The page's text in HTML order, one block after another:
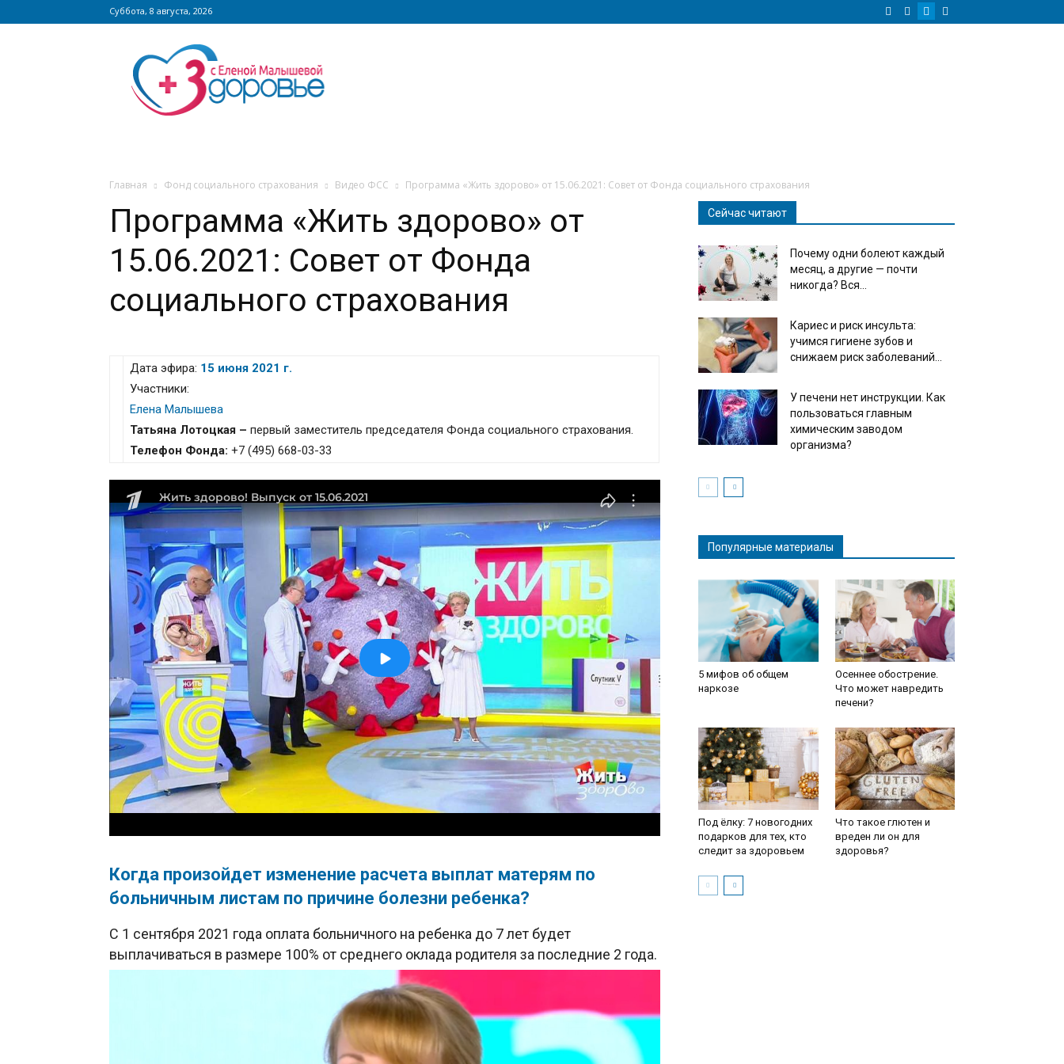
Суббота, 8 августа, 2026
Сайт
zdorovieinfo.ru
крупнейший
медицинский
Главная Фонд социального страхования Видео ФСС Программа «Жить здорово» от 15.06.2021: Совет от Фонда социального страхования
Программа «Жить здорово» от
15.06.2021: Совет от Фонда
социального страхования
Дата эфира: 15 июня 2021 г.
Участники:
Елена Малышева
Татьяна Лотоцкая – первый заместитель председателя Фонда социального страхования.
Телефон Фонда: +7 (495) 668-03-33
Когда произойдет изменение расчета выплат матерям по
больничным листам по причине болезни ребенка?
С 1 сентября 2021 года оплата больничного на ребенка до 7 лет будет
выплачиваться в размере 100% от среднего оклада родителя за последние 2 года.
Сейчас читают
Почему одни болеют каждый
месяц, а другие — почти
никогда? Вся...
Кариес и риск инсульта:
учимся гигиене зубов и
снижаем риск заболеваний...
У печени нет инструкции. Как
пользоваться главным
химическим заводом
организма?
Популярные материалы
5 мифов об общем
наркозе
Осеннее обострение.
Что может навредить
печени?
Под ёлку: 7 новогодних
подарков для тех, кто
следит за здоровьем
Что такое глютен и
вреден ли он для
здоровья?